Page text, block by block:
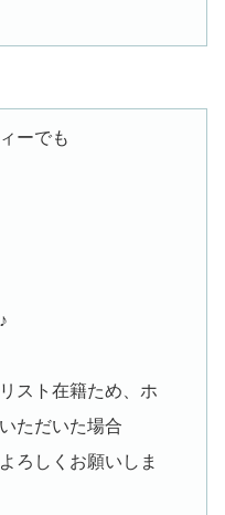
ーでも
スト在籍ため、ホ
ただいた場合
ろしくお願いしま